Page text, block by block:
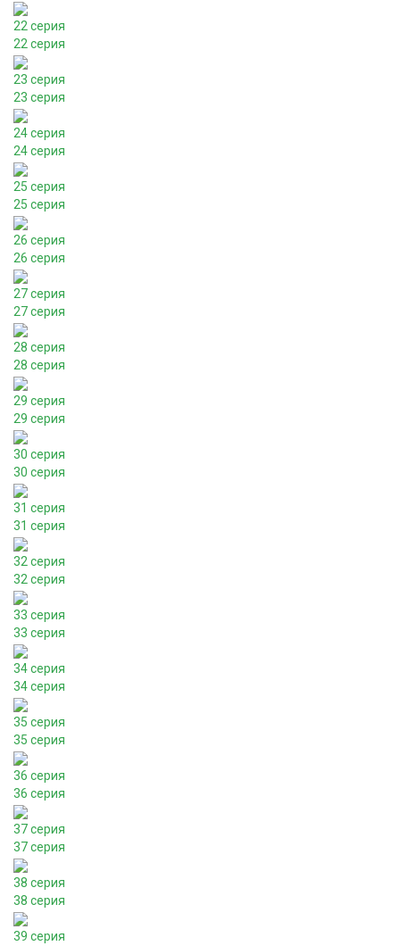
22 серия
22 серия
23 серия
23 серия
24 серия
24 серия
25 серия
25 серия
26 серия
26 серия
27 серия
27 серия
28 серия
28 серия
29 серия
29 серия
30 серия
30 серия
31 серия
31 серия
32 серия
32 серия
33 серия
33 серия
34 серия
34 серия
35 серия
35 серия
36 серия
36 серия
37 серия
37 серия
38 серия
38 серия
39 серия